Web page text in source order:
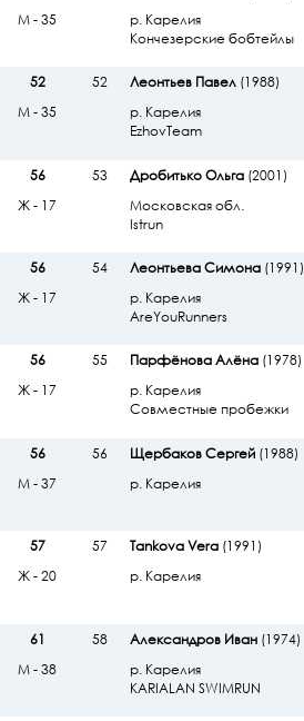
р. Карелия
Кончезерские бобтейлы
М - 35
52
52 Леонтьев Павел(1988)
р. Карелия
EzhovTeam
М - 35
56
53 Дробитько Ольга(2001)
Московская обл.
Istrun
Ж - 17
56
54 Леонтьева Симона(1991)
р. Карелия
AreYouRunners
Ж - 17
56
55 Парфёнова Алёна(1978)
р. Карелия
Совместные пробежки
Ж - 17
56
56 Щербаков Сергей(1988)
р. Карелия
М - 37
57
57 Tankova Vera(1991)
р. Карелия
Ж - 20
61
58 Александров Иван(1974)
р. Карелия
KARIALAN SWIMRUN
М - 38